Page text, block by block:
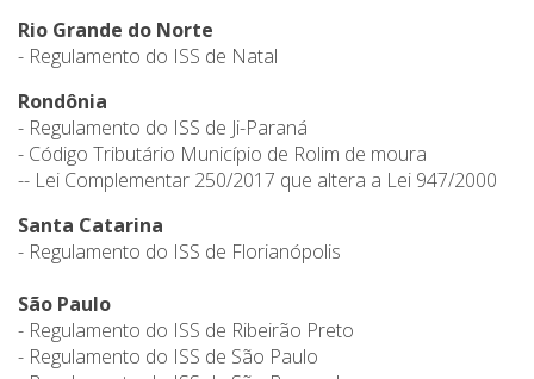
Rio Grande do Norte
- Regulamento do ISS de Natal
Rondônia
- Regulamento do ISS de Ji-Paraná
- Código Tributário Município de Rolim de moura
-- Lei Complementar 250/2017 que altera a Lei 947/2000
Santa Catarina
- Regulamento do ISS de Florianópolis
São Paulo
- Regulamento do ISS de Ribeirão Preto
- Regulamento do ISS de São Paulo